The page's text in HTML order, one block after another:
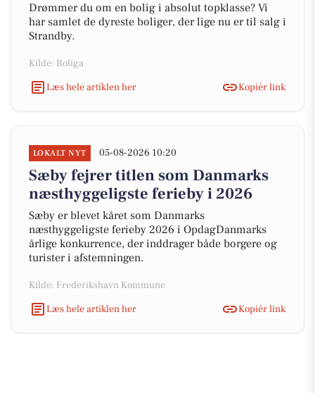
Drømmer du om en bolig i absolut topklasse? Vi
har samlet de dyreste boliger, der lige nu er til salg i
Strandby.
Kilde: Boliga
Læs hele artiklen her
Kopiér link
LOKALT NYT 05-08-2026 10:20
Sæby fejrer titlen som Danmarks
næsthyggeligste ferieby i 2026
Sæby er blevet kåret som Danmarks
næsthyggeligste ferieby 2026 i OpdagDanmarks
årlige konkurrence, der inddrager både borgere og
turister i afstemningen.
Kilde: Frederikshavn Kommune
Læs hele artiklen her
Kopiér link